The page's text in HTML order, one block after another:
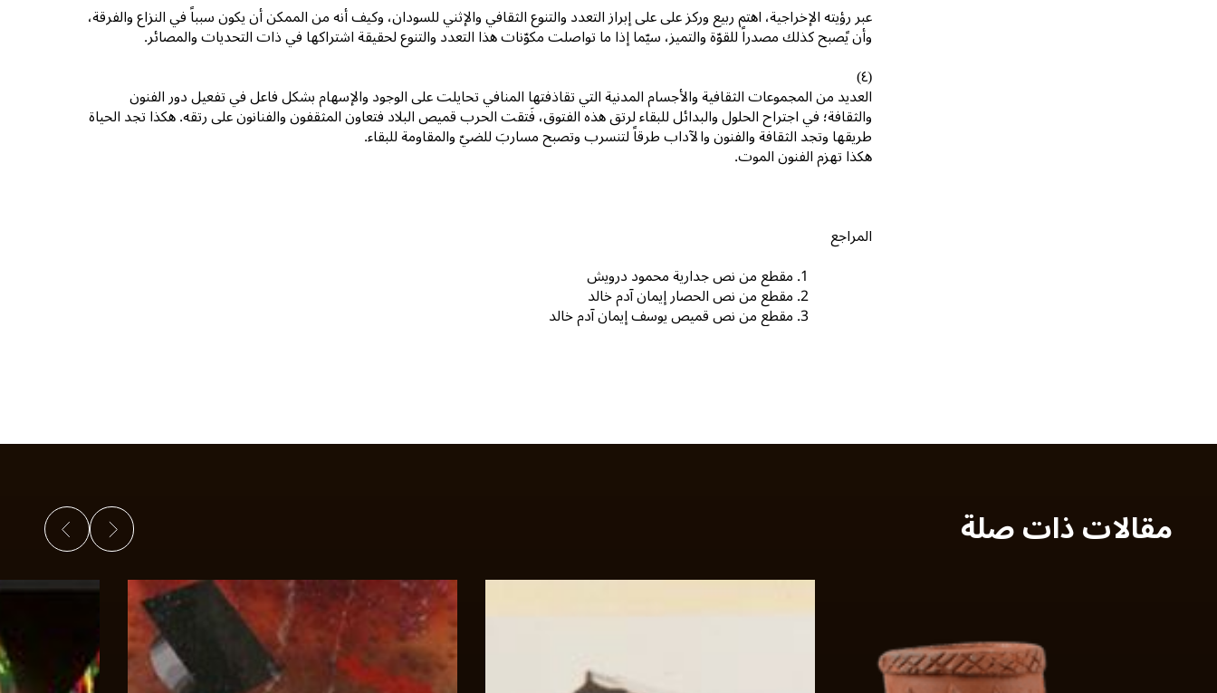
عبر رؤيته الإخراجية، اهتم ربيع وركز على على إبراز التعدد والتنوع الثقافي والإثني للسودان، وكيف أنه من الممكن أن يكون سبباً في النزاع والفرقة،
وأن يًصبح كذلك مصدراً للقوّة والتميز، سيّما إذا ما تواصلت مكوّنات هذا التعدد والتنوع لحقيقة اشتراكها في ذات التحديات والمصائر.
(٤)
العديد من المجموعات الثقافية والأجسام المدنية التي تقاذفتها المنافي تحايلت على الوجود والإسهام بشكل فاعل في تفعيل دور الفنون
والثقافة؛ في اجتراح الحلول والبدائل للبقاء لرتق هذه الفتوق، فَتقت الحرب قميص البلاد فتعاون المثقفون والفنانون على رتقه. هكذا تجد الحياة
طريقها وتجد الثقافة والفنون والآداب طرقاً لتنسرب وتصبح مساربَ للضيّ والمقاومة للبقاء.
هكذا تهزم الفنون الموت.
المراجع
مقطع من نص جدارية محمود درويش
مقطع من نص الحصار إيمان آدم خالد
مقطع من نص قميص يوسف إيمان آدم خالد
مقالات ذات صلة